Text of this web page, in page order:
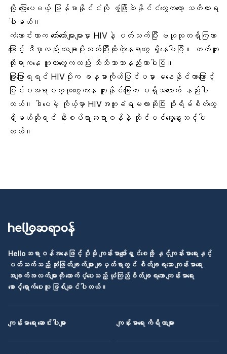
လို့ ပြောပေမယ့် မြန်မာနိုင်ငံလို ဖွံ့ဖြိုးဆဲနိုင်ငံတွေကတော့ သတိထားရ
ပါမယ်။
ကံကောင်းတာက တော်တော်များများမှာ HIVနဲ့ ပတ်သက်ပြီး ဗဟုသုတရှိကြတာ
ကြောင့် ဒီမှာလည်း သေချာပိုးသတ်ပြီးထိုးတဲ့နေရာတွေ ရှိနေပါပြီ။ တက်တူး
ထိုးရာကနေ ကူးတာတွေကလည်း သိသိသာသာနည်းလာပါပြီ။
ခြုံပြောရရင် HIVပိုးက ခန္ဓာကိုယ်ပြင်ပမှာ မနေနိုင်တာကြောင့်
ပြင်ပအရာဝတ္ထုတွေကနေ ကူးနိုင်ခြေက မရှိသလောက် နည်းပါ
တယ်။ ဒါပေမဲ့ ကိုယ့်မှာ HIVအကူးခံရမလားဆိုပြီး စိုးရိမ်စိတ်တွေ
ရှိမယ်ဆိုရင် နီးစပ်ရာဆရာဝန်နဲ့ တိုင်ပင်ဆွေးနွေးသင့်ပါ
တယ်။
Helloဆရာဝန်အနေဖြင့် ပိုမို ကျန်းမာပျော်ရွှင်စေဖို့ နှင့်ကျန်းမာရေးနှင့်
ပတ်သက်သည့် ဆုံးဖြတ်ချက်များ ချမှတ်ရာတွင် စိတ်ချရသော ကျန်းမာရေး
အချက်အလက်များကို ထောက်ပံ့ပေးသည့် ယုံကြည်စိတ်ချရသော ကျန်းမာရေး
စောင့်ရှောက်ပေးသူ ဖြစ်ချင်ပါတယ်။
ကျန်းမာရေး ဆောင်းပါးများ ကျန်းမာရေး ကိရိယာများ